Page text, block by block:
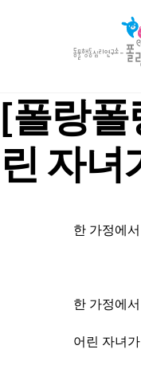
[폴랑폴
린 자녀
한 가정에
한 가정에
어린 자녀